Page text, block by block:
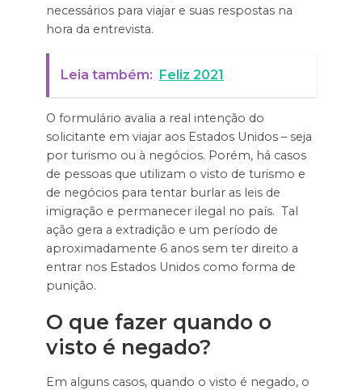
necessários para viajar e suas respostas na
hora da entrevista.
Leia também: Feliz 2021
O formulário avalia a real intenção do
solicitante em viajar aos Estados Unidos – seja
por turismo ou à negócios. Porém, há casos
de pessoas que utilizam o visto de turismo e
de negócios para tentar burlar as leis de
imigração e permanecer ilegal no país. Tal
ação gera a extradição e um período de
aproximadamente 6 anos sem ter direito a
entrar nos Estados Unidos como forma de
punição.
O que fazer quando o
visto é negado?
Em alguns casos, quando o visto é negado, o